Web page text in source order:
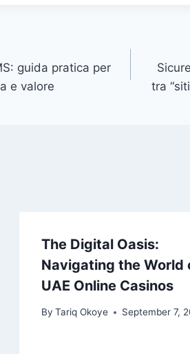
guida pratica per
e valore
tra
The Digital Oasis:
Navigating the World
UAE Online Casinos
By Tariq Okoye September 7,